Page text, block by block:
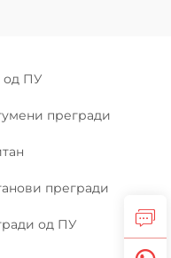
од ПУ
прегради
прегради
од ПУ